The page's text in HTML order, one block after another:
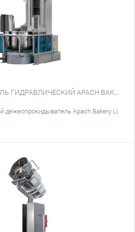
ДЕЖЕОПРОКИДЫВАТЕЛЬ ГИДРАВЛИЧЕСКИЙ APACH BAKERY LINE A-T1
дежеопрокидыватель Apach Bakery Li